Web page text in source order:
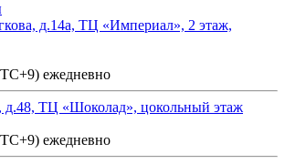
д.14а, ТЦ «Империал», 2 этаж,
ежедневно
д.48, ТЦ «Шоколад», цокольный этаж
ежедневно